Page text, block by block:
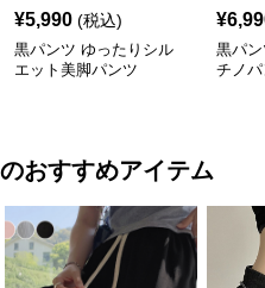
¥5,990 (税込)
黒パンツ ゆったりシル
エット美脚パンツ
¥
黒パ
チノパ
のおすすめアイテム